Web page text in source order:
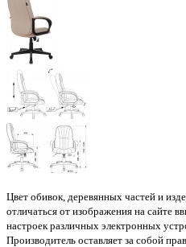
Цвет обивок, деревянных частей и
отличаться от изображения на сайте
настроек различных электронных
Производитель оставляет за собой